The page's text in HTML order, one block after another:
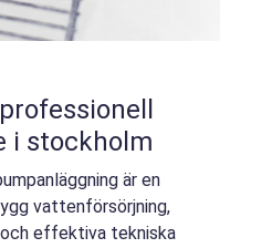
i stockholm
är en
vattenförsörjning,
effektiva tekniska